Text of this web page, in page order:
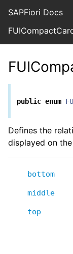
SAPFiori Docs
public enum
Defines the
displayed on
bottom
middle
top